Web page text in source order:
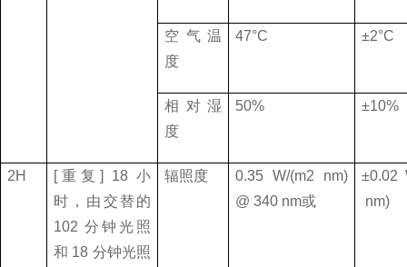
空气温
度
47°C ±2°C
相对湿
度
50% ±10%
2H [重复 ] 18 小
时，由交替的
102 分钟光照
和 18 分钟光照
辐照度
0.35 W/(m2 nm)
@ 340 nm或
±0.02
nm)